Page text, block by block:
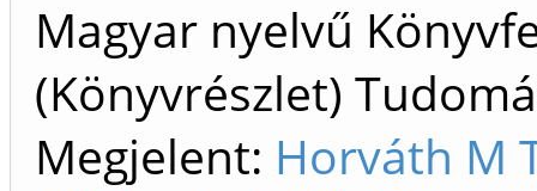
Magyar nyelvű
(Könyvrészlet)
Megjelent: Horváth M